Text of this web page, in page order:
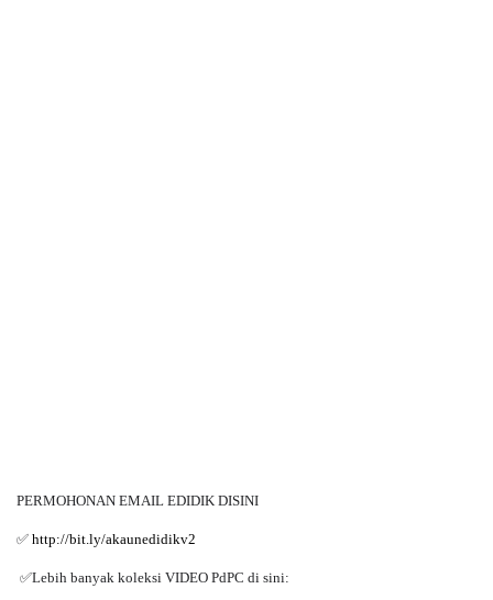
PERMOHONAN EMAIL EDIDIK DISINI
✅ http://bit.ly/akaunedidikv2
✅Lebih banyak koleksi VIDEO PdPC di sini: